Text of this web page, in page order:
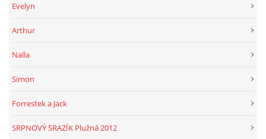
Evelyn
Arthur
Nalla
Simon
Forrestek a Jack
SRPNOVÝ SRAZÍK Plužná 2012